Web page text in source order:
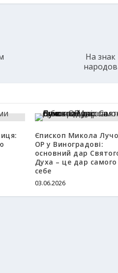
На знак
Єпископ Микола
ОР у Виноградові:
основний дар
Духа – це дар самого
себе
03.06.2026